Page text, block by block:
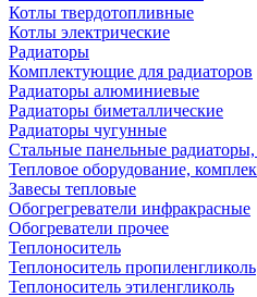
Котлы твердотопливные
Котлы электрические
Радиаторы
Комплектующие для радиаторов
Радиаторы алюминиевые
Радиаторы биметаллические
Радиаторы чугунные
Стальные панельные
Тепловое оборудование,
Завесы тепловые
Обогрегреватели инфракрасные
Обогреватели прочее
Теплоноситель
Теплоноситель пропиленгликоль
Теплоноситель этиленгликоль